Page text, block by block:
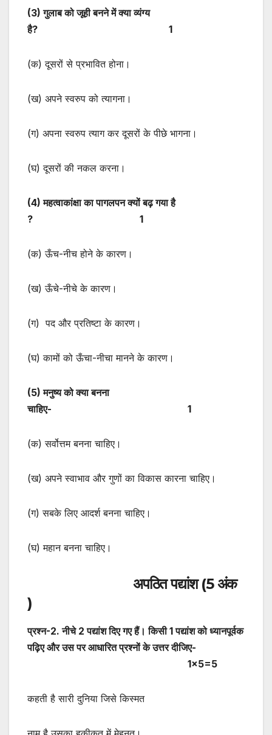
(3) गुलाब को जूही बनने में क्या व्यंग्य
है? 1
(क) दूसरों से प्रभावित होना।
(ख) अपने स्वरुप को त्यागना।
(ग) अपना स्वरुप त्याग कर दूसरों के पीछे भागना।
(घ) दूसरों की नकल करना।
(4) महत्वाकांक्षा का पागलपन क्यों बढ़ गया है
? 1
(क) ऊँच-नीच होने के कारण।
(ख) ऊँचे-नीचे के कारण।
(ग) पद और प्रतिष्टा के कारण।
(घ) कामों को ऊँचा-नीचा मानने के कारण।
(5) मनुष्य को क्या बनना
चाहिए- 1
(क) सर्वोत्तम बनना चाहिए।
(ख) अपने स्वाभाव और गुणों का विकास कारना चाहिए।
(ग) सबके लिए आदर्श बनना चाहिए।
(घ) महान बनना चाहिए।
अपठित पद्यांश (5 अंक
)
प्रश्न-2. नीचे 2 पद्यांश दिए गए हैं। किसी 1 पद्यांश को ध्यानपूर्वक
पढ़िए और उस पर आधारित प्रश्नों के उत्तर दीजिए-
1×5=5
कहती है सारी दुनिया जिसे किस्मत